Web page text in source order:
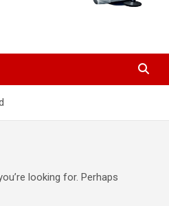
Service
looking for. Perhaps